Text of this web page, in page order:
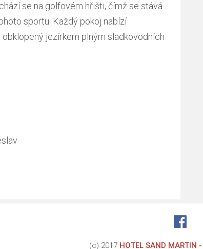
se na golfovém hřišti, čímž se stává
sportu. Každý pokoj nabízí
jezírkem plným sladkovodních
(c) 2017 HOTEL SAND MARTIN